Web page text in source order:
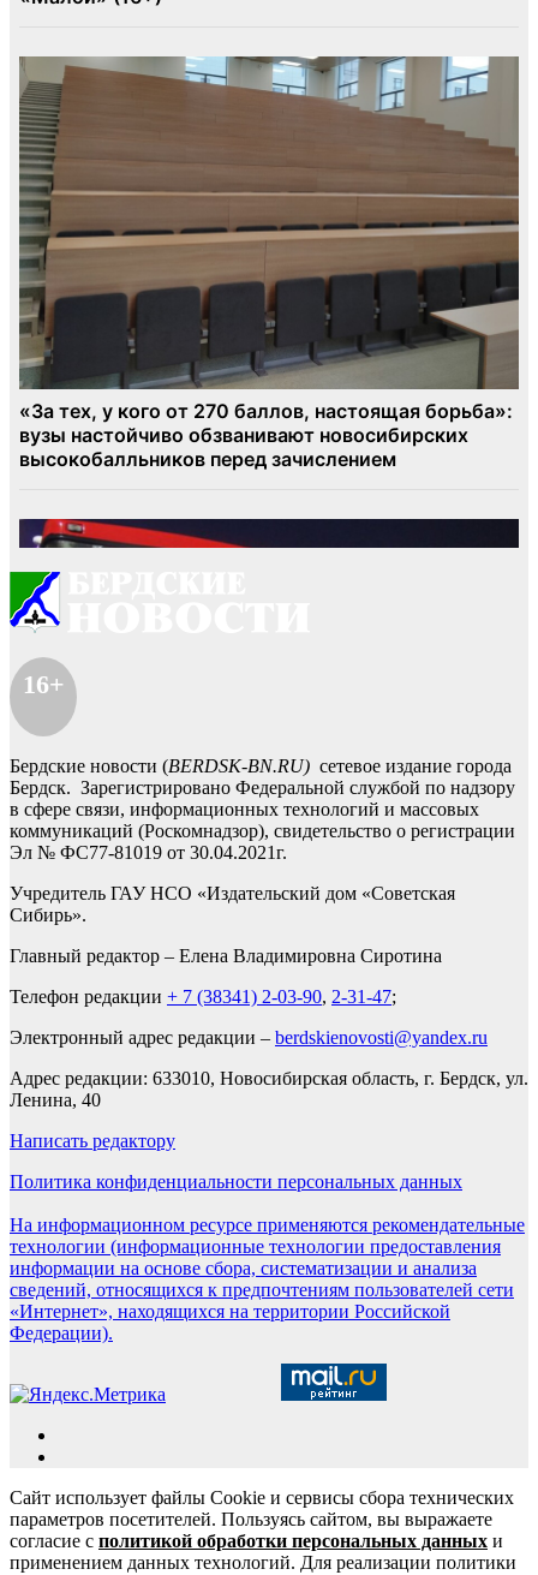
16+
Бердские новости (BERDSK-BN.RU) сетевое издание города
Бердск. Зарегистрировано Федеральной службой по надзору
в сфере связи, информационных технологий и массовых
коммуникаций (Роскомнадзор), свидетельство о регистрации
Эл № ФС77-81019 от 30.04.2021г.
Учредитель ГАУ НСО «Издательский дом «Советская
Сибирь».
Главный редактор – Елена Владимировна Сиротина
Телефон редакции + 7 (38341) 2-03-90, 2-31-47;
Электронный адрес редакции – berdskienovosti@yandex.ru
Адрес редакции: 633010, Новосибирская область, г. Бердск, ул.
Ленина, 40
Написать редактору
Политика конфиденциальности персональных данных
На информационном ресурсе применяются рекомендательные
технологии (информационные технологии предоставления
информации на основе сбора, систематизации и анализа
сведений, относящихся к предпочтениям пользователей сети
«Интернет», находящихся на территории Российской
Федерации).
Сайт использует файлы Cookie и сервисы сбора технических
параметров посетителей. Пользуясь сайтом, вы выражаете
согласие с политикой обработки персональных данных и
применением данных технологий. Для реализации политики